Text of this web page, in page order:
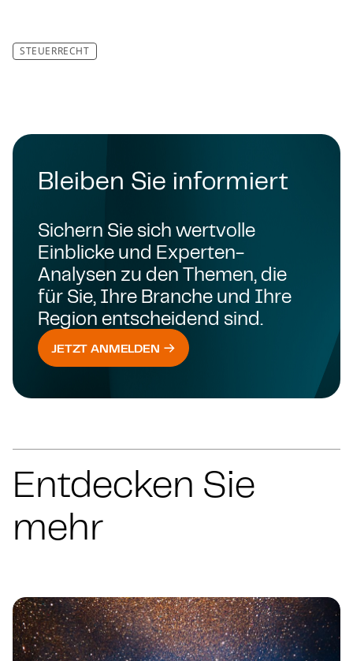
STEUERRECHT
Bleiben Sie informiert
Sichern Sie sich wertvolle
Einblicke und Experten-
Analysen zu den Themen, die
für Sie, Ihre Branche und Ihre
Region entscheidend sind.
JETZT ANMELDEN
Entdecken Sie
mehr